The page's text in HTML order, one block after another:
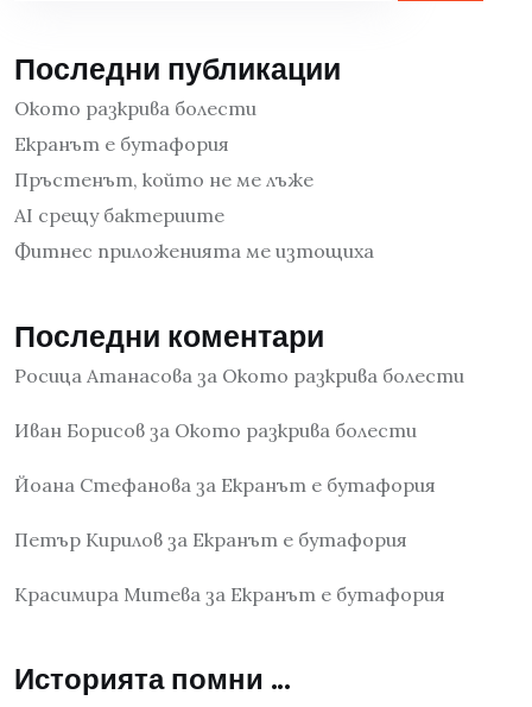
Последни публикации
Окото разкрива болести
Екранът е бутафория
Пръстенът, който не ме лъже
AI срещу бактериите
Фитнес приложенията ме изтощиха
Последни коментари
Росица Атанасова за Окото разкрива болести
Иван Борисов за Окото разкрива болести
Йоана Стефанова за Екранът е бутафория
Петър Кирилов за Екранът е бутафория
Красимира Митева за Екранът е бутафория
Историята помни …